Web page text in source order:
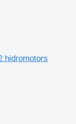
hidromotors